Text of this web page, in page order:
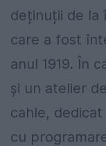
deținuții de la
care a fost
anul 1919. În
și un atelier
cahle,
cu